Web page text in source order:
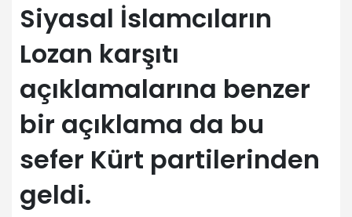
Siyasal İslamcıların
Lozan karşıtı
açıklamalarına benzer
bir açıklama da bu
sefer Kürt partilerinden
geldi.